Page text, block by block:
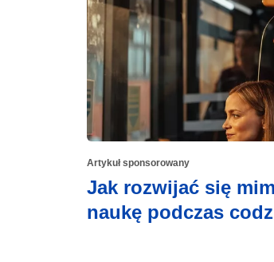
Artykuł sponsorowany
Jak rozwijać się
naukę podczas